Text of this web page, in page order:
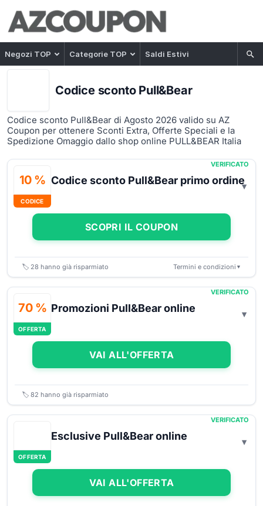
Negozi TOP Categorie TOP Saldi Estivi
Codice sconto Pull&Bear
Codice sconto Pull&Bear di Agosto 2026 valido su AZ
Coupon per ottenere Sconti Extra, Offerte Speciali e la
Spedizione Omaggio dallo shop online PULL&BEAR Italia
10 %
CODICE
VERIFICATO
Codice sconto Pull&Bear primo ordine
SCOPRI IL COUPON
🏷️ 28 hanno già risparmiato Termini e condizioni ▼
70 %
OFFERTA
VERIFICATO
Promozioni Pull&Bear online
VAI ALL'OFFERTA
🏷️ 82 hanno già risparmiato
OFFERTA
VERIFICATO
Esclusive Pull&Bear online
VAI ALL'OFFERTA